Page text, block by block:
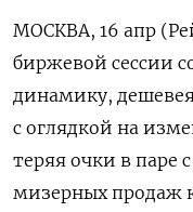
МОСКВА, 16 апр
биржевой сессии
динамику,
с оглядкой на
теряя очки в паре
мизерных продаж